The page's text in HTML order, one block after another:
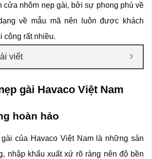
cửa nhôm nẹp gài, bởi sự phong phú về
về mẫu mã nên luôn được khách
công rất nhiều.
viết
gài Havaco Việt Nam
hoàn hảo
của Havaco Việt Nam là những sản
nhập khẩu xuất xứ rõ ràng nên độ bền